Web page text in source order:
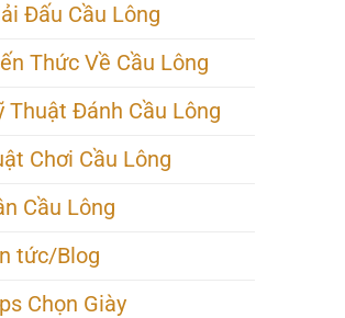
Đấu Cầu Lông
Thức Về Cầu Lông
Thuật Đánh Cầu Lông
Chơi Cầu Lông
Cầu Lông
tức/Blog
Chọn Giày